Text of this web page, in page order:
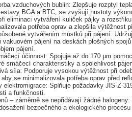
vzduchových bublin: Zlepšuje rozptyl
BGA a BTC, se zvyšují hustoty
eliminaci vytváření kuliček pájky a
potřeba oprav a zlepšila výtěžnost
vytvářením můstků při pájení:
vakuovém pájení na deskách plošných
pájení.
účinnost: Spojuje až do 170 μm
smáčecí charakteristiky a spolehlivost
síla: Podporuje vysokou výtěžnost při
se minimalizovala potřeba oprav před
elektromigrace: Splňuje požadavky JIS-Z-
a funkčnosti.
– záměrně se nepřidávají žádné
bezpečného a ekologického